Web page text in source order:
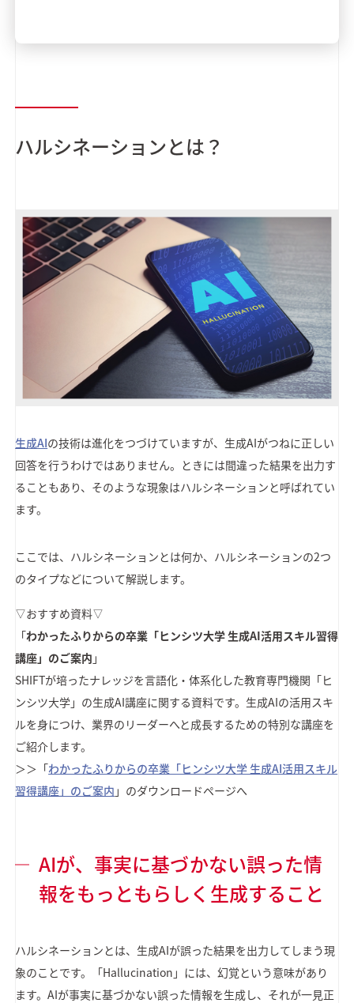
ハルシネーションとは？
生成AIの技術は進化をつづけていますが、生成AIがつねに正しい
回答を行うわけではありません。ときには間違った結果を出力す
ることもあり、そのような現象はハルシネーションと呼ばれてい
ます。
ここでは、ハルシネーションとは何か、ハルシネーションの2つ
のタイプなどについて解説します。
▽おすすめ資料▽
「わかったふりからの卒業「ヒンシツ大学 生成AI活用スキル習得
講座」のご案内 」
SHIFTが培ったナレッジを言語化・体系化した教育専門機関「ヒ
ンシツ大学」の生成AI講座に関する資料です。生成AIの活用スキ
ルを身につけ、業界のリーダーへと成長するための特別な講座を
ご紹介します。
＞＞「わかったふりからの卒業「ヒンシツ大学 生成AI活用スキル
習得講座」のご案内 」のダウンロードページへ
AIが、事実に基づかない誤った情
報をもっともらしく生成すること
ハルシネーションとは、生成AIが誤った結果を出力してしまう現
象のことです。「Hallucination」には、幻覚という意味があり
ます。AIが事実に基づかない誤った情報を生成し、それが一見正